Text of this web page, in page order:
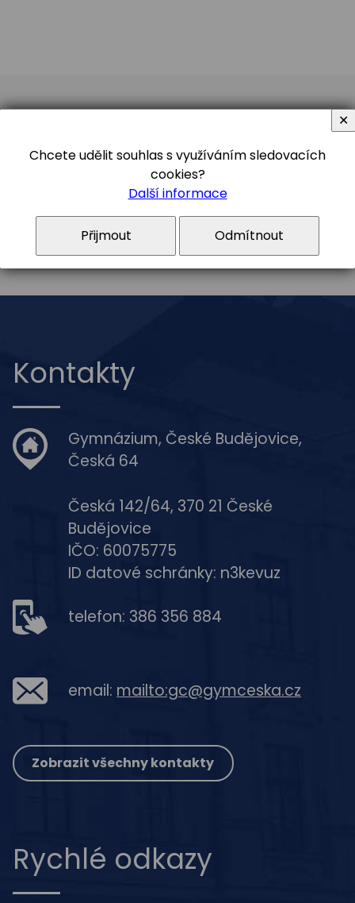
#gymceska
Facebook Youtube Instagram
Kontakty
Gymnázium, České Budějovice,
Česká 64
Česká 142/64, 370 21 České
Budějovice
IČO: 60075775
ID datové schránky: n3kevuz
telefon: 386 356 884
email: mailto:gc@gymceska.cz
Zobrazit všechny kontakty
Rychlé odkazy
Chcete udělit souhlas s využíváním sledovacích
cookies?
Další informace
Přijmout Odmítnout
✕